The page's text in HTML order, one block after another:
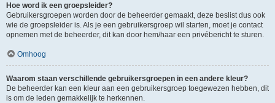
Hoe word ik een groepsleider?
Gebruikersgroepen worden door de beheerder gemaakt, deze beslist dus ook
wie de groepsleider is. Als je een gebruikersgroep wil starten, moet je contact
opnemen met de beheerder, dit kan door hem/haar een privébericht te sturen.
Omhoog
Waarom staan verschillende gebruikersgroepen in een andere kleur?
De beheerder kan een kleur aan een gebruikersgroep toegewezen hebben, dit
is om de leden gemakkelijk te herkennen.